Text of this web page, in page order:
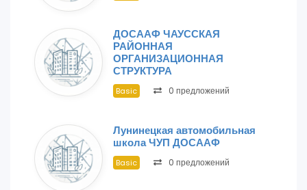
ДОСААФ ЧАУССКАЯ
РАЙОННАЯ
ОРГАНИЗАЦИОННАЯ
СТРУКТУРА
Basic 0 предложений
Лунинецкая автомобильная
школа ЧУП ДОСААФ
Basic 0 предложений